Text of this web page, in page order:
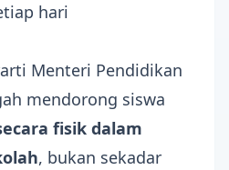
hari
Menteri Pendidikan
mendorong siswa
fisik dalam
, bukan sekadar